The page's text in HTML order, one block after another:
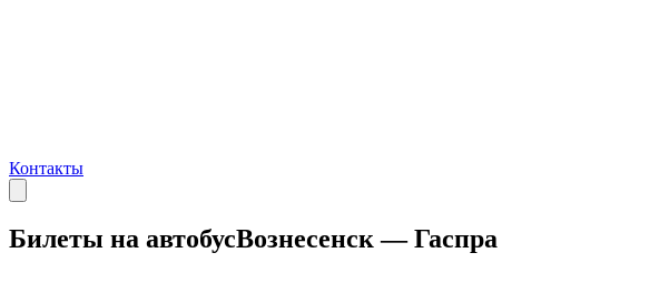
Контакты
Билеты на автобусВознесенск — Гаспра